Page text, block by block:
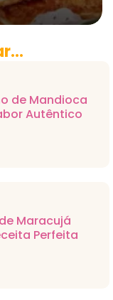
de Mandioca
Autêntico
Maracujá
Perfeita